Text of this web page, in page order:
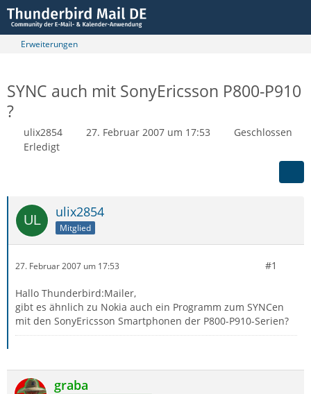
Erweiterungen
SYNC auch mit SonyEricsson P800-P910
?
ulix2854 27. Februar 2007 um 17:53
Geschlossen
Erledigt
ulix2854
Mitglied
27. Februar 2007 um 17:53 #1
Hallo Thunderbird:Mailer,
gibt es ähnlich zu Nokia auch ein Programm zum SYNCen
mit den SonyEricsson Smartphonen der P800-P910-Serien?
graba